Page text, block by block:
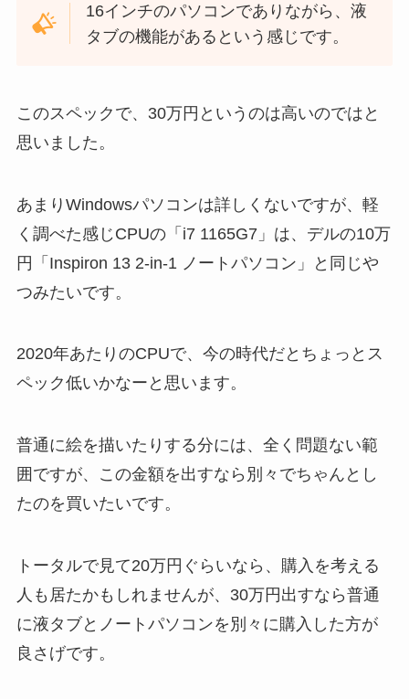
16インチのパソコンでありながら、液
タブの機能があるという感じです。
このスペックで、30万円というのは高いのではと
思いました。
あまりWindowsパソコンは詳しくないですが、軽
く調べた感じCPUの「i7 1165G7」は、デルの10万
円「Inspiron 13 2-in-1 ノートパソコン」と同じや
つみたいです。
2020年あたりのCPUで、今の時代だとちょっとス
ペック低いかなーと思います。
普通に絵を描いたりする分には、全く問題ない範
囲ですが、この金額を出すなら別々でちゃんとし
たのを買いたいです。
トータルで見て20万円ぐらいなら、購入を考える
人も居たかもしれませんが、30万円出すなら普通
に液タブとノートパソコンを別々に購入した方が
良さげです。